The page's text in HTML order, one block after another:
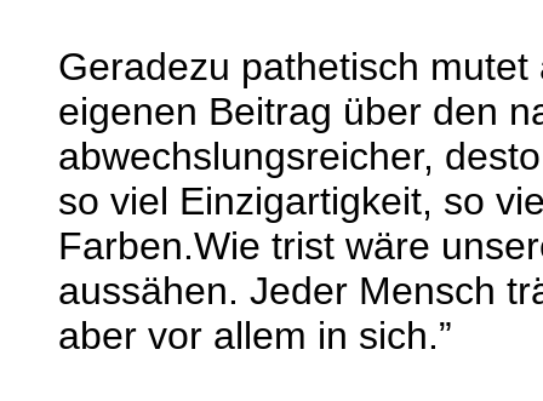
Geradezu pathetisch
eigenen Beitrag über den
abwechslungsreicher,
so viel Einzigartigkeit, so
Farben.Wie trist wäre
aussähen. Jeder Mensch
aber vor allem in sich.”